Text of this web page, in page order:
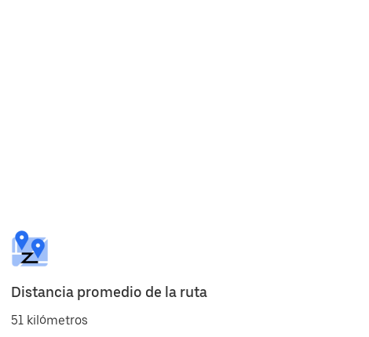
Distancia promedio de la ruta
51 kilómetros